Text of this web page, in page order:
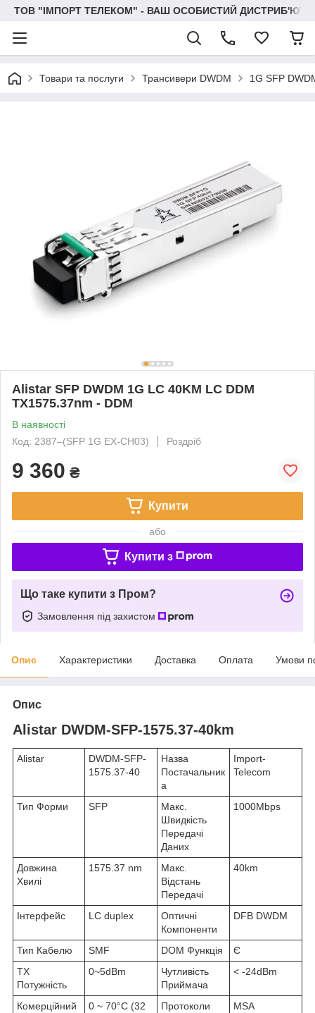
ТОВ "IМПОРТ ТЕЛЕКОМ" - ВАШ ОСОБИСТИЙ
Товари та послуги Трансивери DWDM 1G SFP
Alistar SFP DWDM 1G LC 40KM LC DDM
TX1575.37nm - DDM
В наявності
Код: 2387‒(SFP 1G EX-CH03)
Роздріб
9 360 ₴
Купити
або
Купити з
Що таке купити з Пром?
Замовлення під захистом
Опис Характеристики Доставка Оплата Умови
Опис
Alistar DWDM-SFP-1575.37-40km
Alistar
DWDM-SFP-
1575.37-40
Назва
Постачальник
а
Import-
Telecom
Тип Форми SFP
Макс.
Швидкість
Передачі
Даних
1000Mbps
Довжина
Хвилі
1575.37 nm
Макс.
Відстань
Передачі
40km
Інтерфейс LC duplex
Оптичні
Компоненти
DFB DWDM
Тип Кабелю SMF DOM Функція
Є
TX
Потужність
0~5dBm
Чутливість
Приймача
< -24dBm
Комерційний
0 ~ 70°C (32
Протоколи MSA